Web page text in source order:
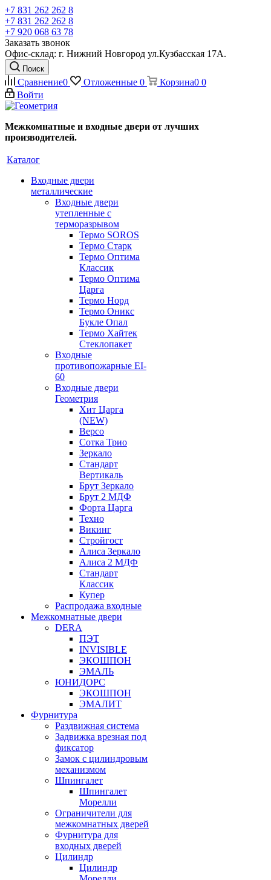
+7 831 262 262 8
+7 831 262 262 8
+7 920 068 63 78
Заказать звонок
Офис-склад: г. Нижний Новгород ул.Кузбасская 17А.
Поиск
Сравнение0 Отложенные 0 Корзина0 0
Войти
Межкомнатные и входные двери от лучших
производителей.
Каталог
Входные двери
металлические
Входные двери
утепленные с
терморазрывом
Термо SOROS
Термо Старк
Термо Оптима
Классик
Термо Оптима
Царга
Термо Норд
Термо Оникс
Букле Опал
Термо Хайтек
Стеклопакет
Входные
противопожарные EI-
60
Входные двери
Геометрия
Хит Царга
(NEW)
Версо
Сотка Трио
Зеркало
Стандарт
Вертикаль
Брут Зеркало
Брут 2 МДФ
Форта Царга
Техно
Викинг
Стройгост
Алиса Зеркало
Алиса 2 МДФ
Стандарт
Классик
Купер
Распродажа входные
Межкомнатные двери
DERA
ПЭТ
INVISIBLE
ЭКОШПОН
ЭМАЛЬ
ЮНИДОРС
ЭКОШПОН
ЭМАЛИТ
Фурнитура
Раздвижная система
Задвижка врезная под
фиксатор
Замок с цилиндровым
механизмом
Шпингалет
Шпингалет
Морелли
Ограничители для
межкомнатных дверей
Фурнитура для
входных дверей
Цилиндр
Цилиндр